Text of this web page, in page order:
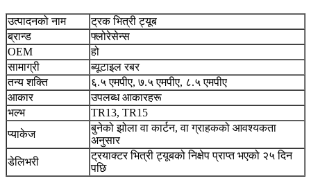
उत्पादनको नाम
ट्रक भित्री ट्यूब
ब्रान्ड
फ्लोरेसेन्स
OEM
हो
सामाग्री
ब्यूटाइल रबर
तन्य शक्ति
६.५ एमपीए, ७.५ एमपीए, ८.५ एमपीए
आकार
उपलब्ध आकारहरू
भल्भ
TR13, TR15
प्याकेज
बुनेको झोला वा कार्टन, वा ग्राहकको आवश्यकता
अनुसार
डेलिभरी
ट्रयाक्टर भित्री ट्यूबको निक्षेप प्राप्त भएको २५ दिन
पछि